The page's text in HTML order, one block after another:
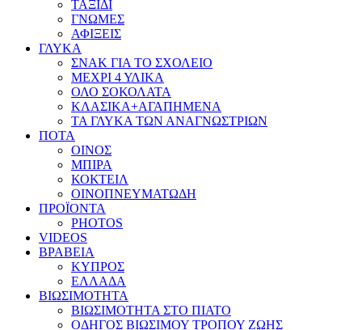
ΤΑΞΙΔΙ
ΓΝΩΜΕΣ
ΑΦΙΞΕΙΣ
ΓΛΥΚΑ
ΣΝΑΚ ΓΙΑ ΤΟ ΣΧΟΛΕΙΟ
ΜΕΧΡΙ 4 ΥΛΙΚΑ
ΟΛΟ ΣΟΚΟΛΑΤΑ
ΚΛΑΣΙΚΑ+ΑΓΑΠΗΜΕΝΑ
ΤΑ ΓΛΥΚΑ ΤΩΝ ΑΝΑΓΝΩΣΤΡΙΩΝ
ΠΟΤΑ
ΟΙΝΟΣ
ΜΠΙΡΑ
ΚΟΚΤΕΙΛ
ΟΙΝΟΠΝΕΥΜΑΤΩΔΗ
ΠΡΟΪΟΝΤΑ
PHOTOS
VIDEOS
ΒΡΑΒΕΙΑ
ΚΥΠΡΟΣ
ΕΛΛΑΔΑ
ΒΙΩΣΙΜΟΤΗΤΑ
ΒΙΩΣΙΜΟΤΗΤΑ ΣΤΟ ΠΙΑΤΟ
ΟΔΗΓΟΣ ΒΙΩΣΙΜΟΥ ΤΡΟΠΟΥ ΖΩΗΣ